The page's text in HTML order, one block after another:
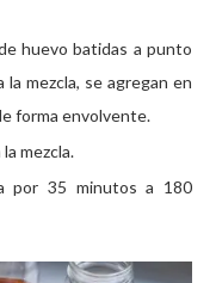
huevo batidas a punto
mezcla, se agregan en
forma envolvente.
mezcla.
por 35 minutos a 180